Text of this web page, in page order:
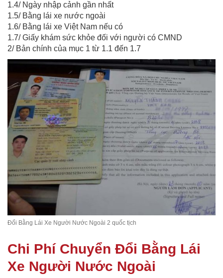
1.4/ Ngày nhập cảnh gần nhất
1.5/ Bằng lái xe nước ngoài
1.6/ Bằng lái xe Việt Nam nếu có
1.7/ Giấy khám sức khỏe đối với người có CMND
2/ Bản chính của mục 1 từ 1.1 đến 1.7
Đổi Bằng Lái Xe Người Nước Ngoài 2 quốc tịch
Chi Phí Chuyển Đổi Bằng Lái
Xe Người Nước Ngoài